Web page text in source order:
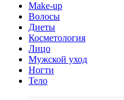
Make-up
Волосы
Диеты
Косметология
Лицо
Мужской уход
Ногти
Тело